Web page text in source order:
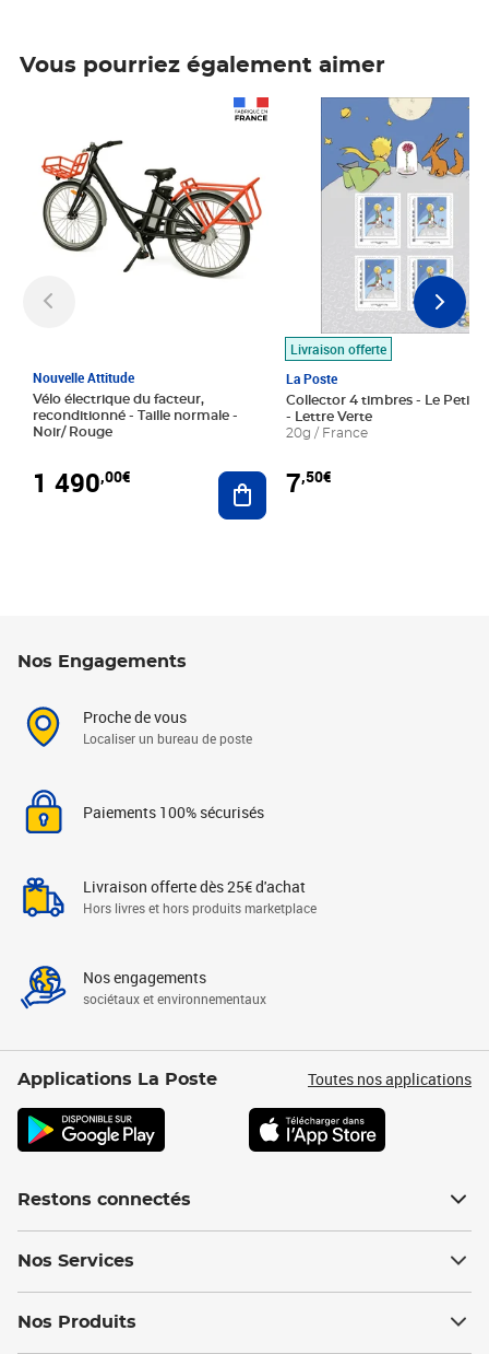
Vous pourriez également aimer
Nouvelle Attitude
Vélo électrique du facteur,
reconditionné - Taille normale -
Noir/ Rouge
1 490,00€ Ajouter au panier
Livraison offerte
La Poste
Collector 4 timbres - Le Petit
- Lettre Verte
20g / France
7,50€
Prix 7,50€
Nos Engagements
Proche de vous
Localiser un bureau de poste
Paiements 100% sécurisés
Livraison offerte dès 25€ d'achat
Hors livres et hors produits marketplace
Nos engagements
sociétaux et environnementaux
Applications La Poste Toutes nos applications
Restons connectés
Nos Services
Nos Produits